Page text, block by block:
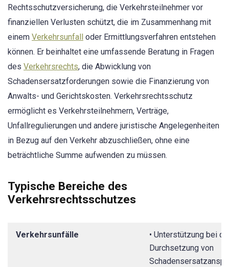
Rechtsschutzversicherung, die Verkehrsteilnehmer vor
finanziellen Verlusten schützt, die im Zusammenhang mit
einem Verkehrsunfall oder Ermittlungsverfahren entstehen
können. Er beinhaltet eine umfassende Beratung in Fragen
des Verkehrsrechts, die Abwicklung von
Schadensersatzforderungen sowie die Finanzierung von
Anwalts- und Gerichtskosten. Verkehrsrechtsschutz
ermöglicht es Verkehrsteilnehmern, Verträge,
Unfallregulierungen und andere juristische Angelegenheiten
in Bezug auf den Verkehr abzuschließen, ohne eine
beträchtliche Summe aufwenden zu müssen.
Typische Bereiche des
Verkehrsrechtsschutzes
Verkehrsunfälle
• Unterstützung bei
Durchsetzung von